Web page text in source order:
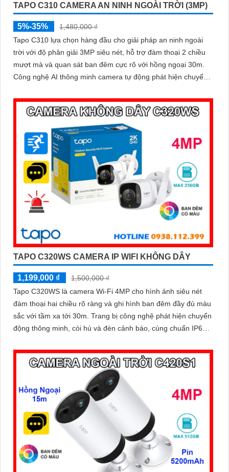
TAPO C310 CAMERA AN NINH NGOÀI TRỜI (3MP)
5%-35%
1,480,000 ₫
Tapo C310 lựa chọn hàng đầu cho giải pháp an ninh ngoài
trời với độ phân giải 3MP siêu nét, hỗ trợ đàm thoại 2 chiều
mượt mà và quan sát ban đêm cực rõ với hồng ngoại 30m.
Công nghệ AI thông minh camera tự động phát hiện chuyển
tuyệt đối
TAPO C320WS CAMERA IP WIFI KHÔNG DÂY
1,199,000 ₫
1,500,000 ₫
Tapo C320WS là camera Wi-Fi 4MP cho hình ảnh siêu nét
đàm thoại hai chiều rõ ràng và ghi hình ban đêm đầy đủ màu
sắc với tầm xa tới 30m. Trang bị công nghệ phát hiện chuyển
động thông minh, còi hú và đèn cảnh báo, cùng chuẩn IP66
vững chắc trong mọi điều kiện thời tiết độ bền cao và mức giá
cực kỳ ưu đãi